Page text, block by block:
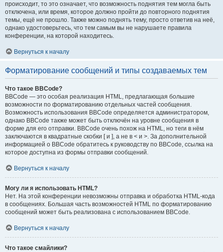
происходит, то это означает, что возможность поднятия тем могла быть
отключена, или время, которое должно пройти до повторного поднятия
темы, ещё не прошло. Также можно поднять тему, просто ответив на неё,
однако удостоверьтесь, что тем самым вы не нарушаете правила
конференции, на которой находитесь.
Вернуться к началу
Форматирование сообщений и типы создаваемых тем
Что такое BBCode?
BBCode — это особая реализация HTML, предлагающая большие
возможности по форматированию отдельных частей сообщения.
Возможность использования BBCode определяется администратором,
однако BBCode также может быть отключён на уровне сообщения в
форме для его отправки. BBCode очень похож на HTML, но теги в нём
заключаются в квадратные скобки [ и ], а не в < и >. За дополнительной
информацией о BBCode обратитесь к руководству по BBCode, ссылка на
которое доступна из формы отправки сообщений.
Вернуться к началу
Могу ли я использовать HTML?
Нет. На этой конференции невозможны отправка и обработка HTML-кода
в сообщениях. Большая часть возможностей HTML по форматированию
сообщений может быть реализована с использованием BBCode.
Вернуться к началу
Что такое смайлики?